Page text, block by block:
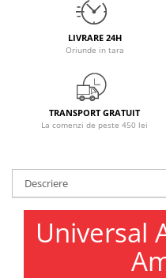
Rich Piana 5% Nutrition
Scivation
Skill Nutrition
Swanson
Under Armour
Universal
Vitargo
LIVRARE 24H
Oriunde in tara
TRANSPORT GRATUIT
La comenzi de peste 450 lei
Descriere
Universal